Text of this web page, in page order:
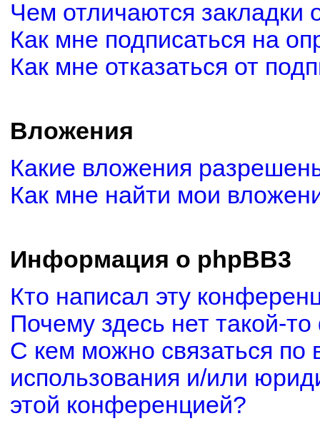
Чем отличаются закладки
Как мне подписаться на
Как мне отказаться от
Вложения
Какие вложения
Как мне найти мои
Информация о phpBB3
Кто написал эту
Почему здесь нет такой-
С кем можно связаться по
использования и/или
этой конференцией?